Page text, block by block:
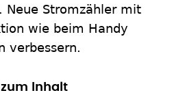
Neue Stromzähler mit
wie beim Handy
verbessern.
zum Inhalt